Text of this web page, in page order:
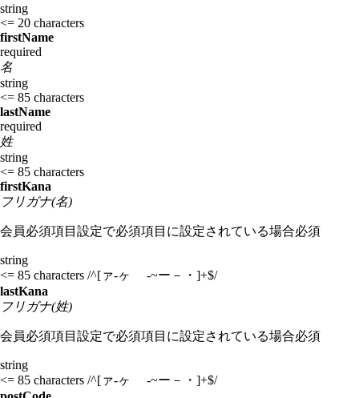
string
<= 20 characters
firstName
required
名
string
<= 85 characters
lastName
required
姓
string
<= 85 characters
firstKana
フリガナ(名)
会員必須項目設定で必須項目に設定されている場合必須
string
<= 85 characters /^[ァ-ヶ -~ー－・]+$/
lastKana
フリガナ(姓)
会員必須項目設定で必須項目に設定されている場合必須
string
<= 85 characters /^[ァ-ヶ -~ー－・]+$/